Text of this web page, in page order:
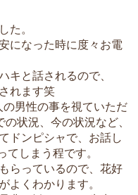
た。
になった時に度々お電
キと話されるので、
れます笑
男性の事を視ていただ
状況、今の状況など、
ドンピシャで、お話し
しまう程です。
らっているので、花好
よくわかります。